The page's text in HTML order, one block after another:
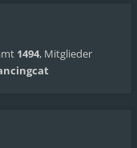
1494, Mitglieder